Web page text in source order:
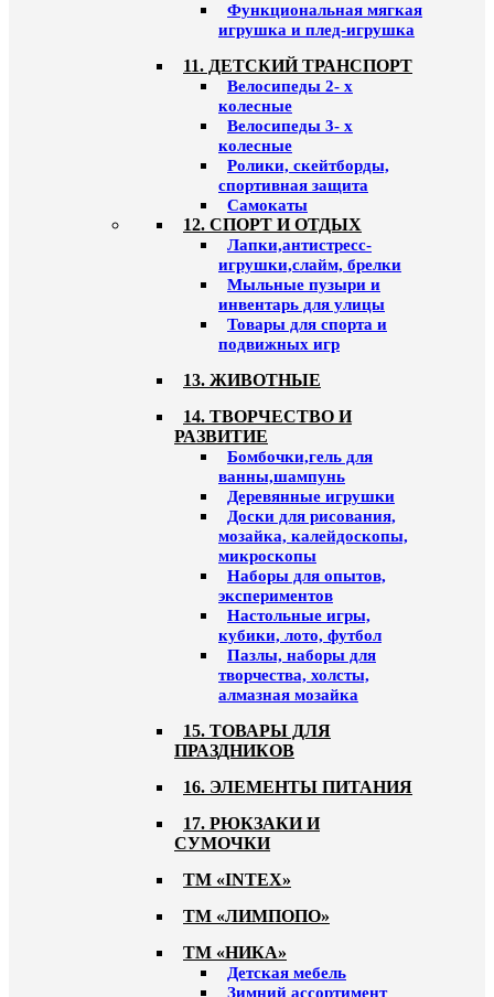
Функциональная мягкая
игрушка и плед-игрушка
11. ДЕТСКИЙ ТРАНСПОРТ
Велосипеды 2- х
колесные
Велосипеды 3- х
колесные
Ролики, скейтборды,
спортивная защита
Самокаты
12. СПОРТ И ОТДЫХ
Лапки,антистресс-
игрушки,слайм, брелки
Мыльные пузыри и
инвентарь для улицы
Товары для спорта и
подвижных игр
13. ЖИВОТНЫЕ
14. ТВОРЧЕСТВО И
РАЗВИТИЕ
Бомбочки,гель для
ванны,шампунь
Деревянные игрушки
Доски для рисования,
мозайка, калейдоскопы,
микроскопы
Наборы для опытов,
экспериментов
Настольные игры,
кубики, лото, футбол
Пазлы, наборы для
творчества, холсты,
алмазная мозайка
15. ТОВАРЫ ДЛЯ
ПРАЗДНИКОВ
16. ЭЛЕМЕНТЫ ПИТАНИЯ
17. РЮКЗАКИ И
СУМОЧКИ
ТМ «INTEX»
ТМ «ЛИМПОПО»
ТМ «НИКА»
Детская мебель
Зимний ассортимент